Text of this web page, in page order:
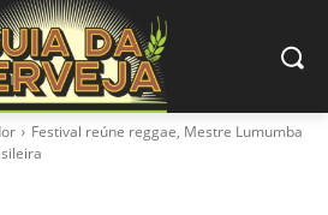
Festival reúne reggae, Mestre Lumumba